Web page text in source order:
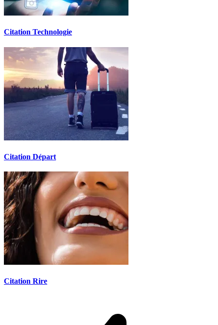
Citation Technologie
Citation Départ
Citation Rire